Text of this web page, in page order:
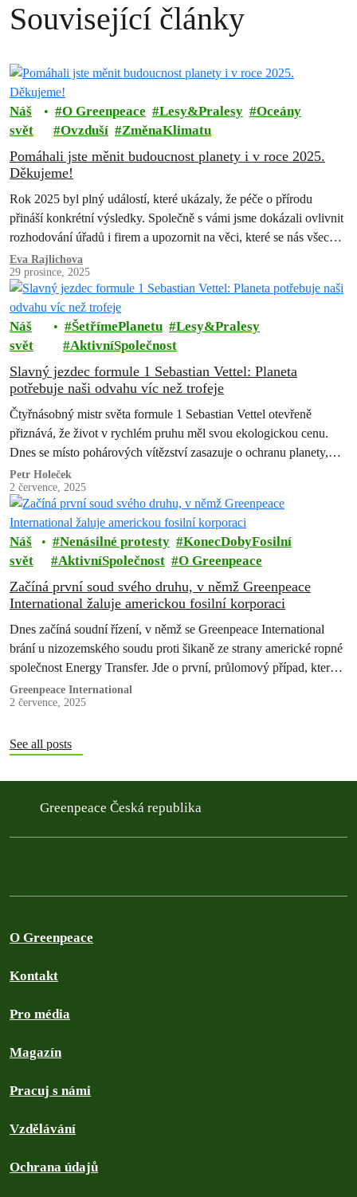
Související články
Náš
svět
O Greenpeace Lesy&Pralesy
Oceány
Ovzduší
ZměnaKlimatu
Pomáhali jste měnit budoucnost planety i v roce 2025.
Děkujeme!
Rok 2025 byl plný událostí, které ukázaly, že péče o přírodu
přináší konkrétní výsledky. Společně s vámi jsme dokázali ovlivnit
rozhodování úřadů i firem a upozornit na věci, které se nás všech
dotýkají – ovzduší, lesy i životní prostředí kolem nás. Děkujeme
každému, kdo se jakkoli zapojil. Bez vás bychom následujících
úspěchů nedosáhli.
Eva Rajlichova
29 prosince, 2025
Náš
svět
ŠetřímePlanetu
Lesy&Pralesy
AktivníSpolečnost
Slavný jezdec formule 1 Sebastian Vettel: Planeta
potřebuje naši odvahu víc než trofeje
Čtyřnásobný mistr světa formule 1 Sebastian Vettel otevřeně
přiznává, že život v rychlém pruhu měl svou ekologickou cenu.
Dnes se místo pohárových vítězství zasazuje o ochranu planety,
cestuje s Greenpeace do…
Petr Holeček
2 července, 2025
Náš
svět
Nenásilné protesty
KonecDobyFosilní
AktivníSpolečnost
O Greenpeace
Začíná první soud svého druhu, v němž Greenpeace
International žaluje americkou fosilní korporaci
Dnes začíná soudní řízení, v němž se Greenpeace International
brání u nizozemského soudu proti šikaně ze strany americké ropné
společnost Energy Transfer. Jde o první, průlomový případ, který
otestuje novou…
Greenpeace International
2 července, 2025
See all posts
Greenpeace Česká republika
O Greenpeace
Kontakt
Pro média
Magazín
Pracuj s námi
Vzdělávání
Ochrana údajů